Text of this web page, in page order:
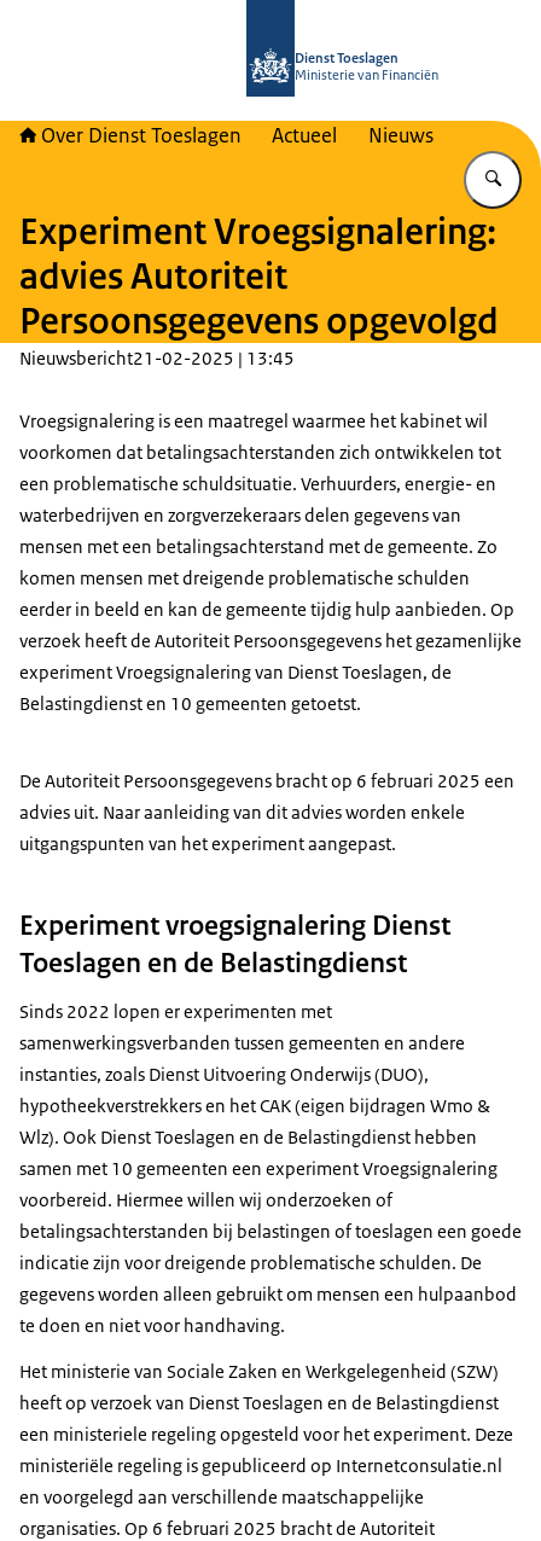
Dienst Toeslagen
Ministerie van Financiën
Over Dienst Toeslagen Actueel Nieuws
Experiment Vroegsignalering:
advies Autoriteit
Persoonsgegevens opgevolgd
Nieuwsbericht21-02-2025 | 13:45
Vroegsignalering is een maatregel waarmee het kabinet wil
voorkomen dat betalingsachterstanden zich ontwikkelen tot
een problematische schuldsituatie. Verhuurders, energie- en
waterbedrijven en zorgverzekeraars delen gegevens van
mensen met een betalingsachterstand met de gemeente. Zo
komen mensen met dreigende problematische schulden
eerder in beeld en kan de gemeente tijdig hulp aanbieden. Op
verzoek heeft de Autoriteit Persoonsgegevens het gezamenlijke
experiment Vroegsignalering van Dienst Toeslagen, de
Belastingdienst en 10 gemeenten getoetst.
De Autoriteit Persoonsgegevens bracht op 6 februari 2025 een
advies uit. Naar aanleiding van dit advies worden enkele
uitgangspunten van het experiment aangepast.
Experiment vroegsignalering Dienst
Toeslagen en de Belastingdienst
Sinds 2022 lopen er experimenten met
samenwerkingsverbanden tussen gemeenten en andere
instanties, zoals Dienst Uitvoering Onderwijs (DUO),
hypotheekverstrekkers en het CAK (eigen bijdragen Wmo &
Wlz). Ook Dienst Toeslagen en de Belastingdienst hebben
samen met 10 gemeenten een experiment Vroegsignalering
voorbereid. Hiermee willen wij onderzoeken of
betalingsachterstanden bij belastingen of toeslagen een goede
indicatie zijn voor dreigende problematische schulden. De
gegevens worden alleen gebruikt om mensen een hulpaanbod
te doen en niet voor handhaving.
Het ministerie van Sociale Zaken en Werkgelegenheid (SZW)
heeft op verzoek van Dienst Toeslagen en de Belastingdienst
een ministeriele regeling opgesteld voor het experiment. Deze
ministeriële regeling is gepubliceerd op Internetconsulatie.nl
en voorgelegd aan verschillende maatschappelijke
organisaties. Op 6 februari 2025 bracht de Autoriteit